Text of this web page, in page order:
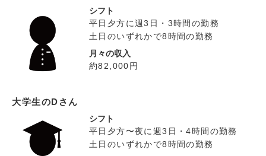
シフト
平日夕方に週3日・3時間の勤務
土日のいずれかで8時間の勤務
月々の収入
約82,000円
大学生のDさん
シフト
平日夕方〜夜に週3日・4時間の勤務
土日のいずれかで8時間の勤務